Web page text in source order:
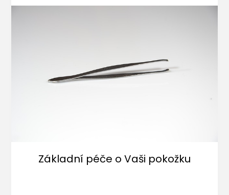
Základní péče o Vaši pokožku